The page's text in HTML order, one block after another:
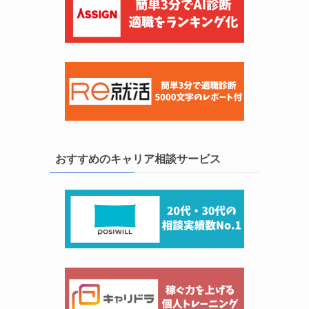
おすすめのキャリア相談サービス